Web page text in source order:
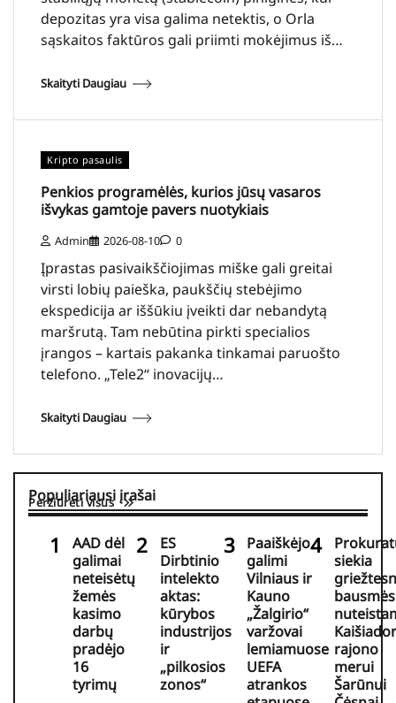
depozitas yra visa galima netektis, o Orla
sąskaitos faktūros gali priimti mokėjimus iš…
Skaityti Daugiau
Kripto pasaulis
Penkios programėlės, kurios jūsų vasaros
išvykas gamtoje pavers nuotykiais
Admin 2026-08-10 0
Įprastas pasivaikščiojimas miške gali greitai
virsti lobių paieška, paukščių stebėjimo
ekspedicija ar iššūkiu įveikti dar nebandytą
maršrutą. Tam nebūtina pirkti specialios
įrangos – kartais pakanka tinkamai paruošto
telefono. „Tele2“ inovacijų…
Skaityti Daugiau
Populiariausi įrašai
Peržiūrėti visus
AAD dėl
galimai
neteisėtų
žemės
kasimo
darbų
pradėjo
16
tyrimų
ES
Dirbtinio
intelekto
aktas:
kūrybos
industrijos
ir
„pilkosios
zonos“
Paaiškėjo
galimi
Vilniaus ir
Kauno
„Žalgirio“
varžovai
lemiamuose
UEFA
atrankos
siekia
bausmės
rajono
merui
Šarūnui